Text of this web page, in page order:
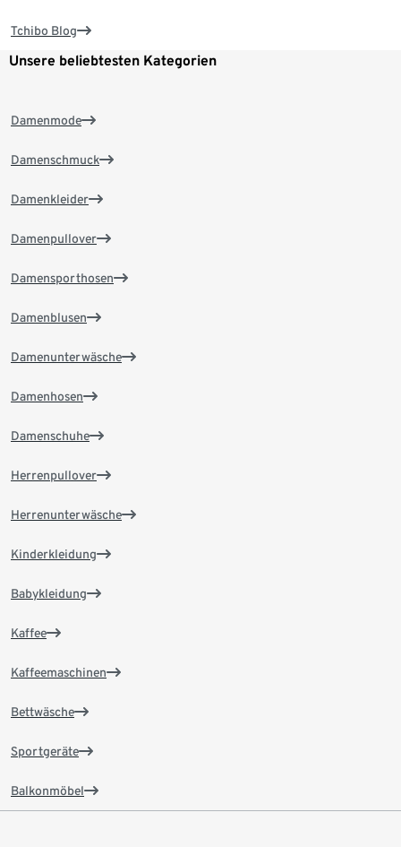
Tchibo Blog
Unsere beliebtesten Kategorien
Damenmode
Damenschmuck
Damenkleider
Damenpullover
Damensporthosen
Damenblusen
Damenunterwäsche
Damenhosen
Damenschuhe
Herrenpullover
Herrenunterwäsche
Kinderkleidung
Babykleidung
Kaffee
Kaffeemaschinen
Bettwäsche
Sportgeräte
Balkonmöbel